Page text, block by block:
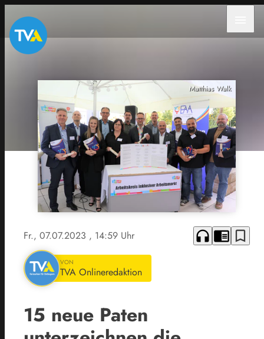
Matthias Walk
Fr., 07.07.2023 , 14:59 Uhr headphones chrome_reader_mode bookmark_border
VON
TVA Onlineredaktion
15 neue Paten